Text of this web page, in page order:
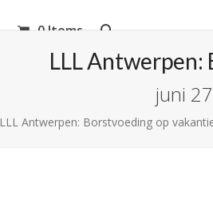
0 Items
LLL
juni
LLL Antwerpen: Borstvoeding op